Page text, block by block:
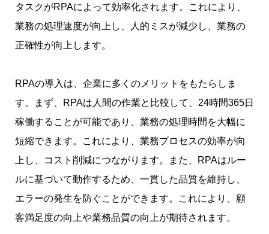
タスクがRPAによって効率化されます。これにより、
業務の処理速度が向上し、人的ミスが減少し、業務の
正確性が向上します。
RPAの導入は、企業に多くのメリットをもたらしま
す。まず、RPAは人間の作業と比較して、24時間365日
稼働することが可能であり、業務の処理時間を大幅に
短縮できます。これにより、業務プロセスの効率が向
上し、コスト削減につながります。また、RPAはルー
ルに基づいて動作するため、一貫した品質を維持し、
エラーの発生を防ぐことができます。これにより、顧
客満足度の向上や業務品質の向上が期待されます。